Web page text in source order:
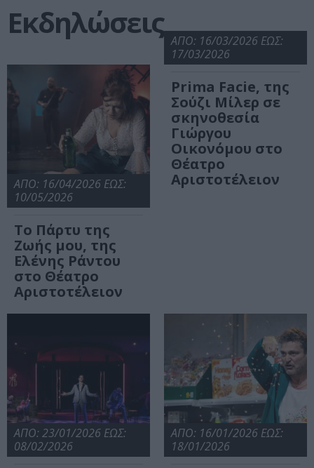
Εκδηλώσεις
ΑΠΟ: 16/04/2026 ΕΩΣ:
10/05/2026
Το Πάρτυ της
Ζωής μου, της
Ελένης Ράντου
στο Θέατρο
Αριστοτέλειον
ΑΠΟ: 16/03/2026 ΕΩΣ:
17/03/2026
Prima Facie, της
Σούζι Μίλερ σε
σκηνοθεσία
Γιώργου
Οικονόμου στο
Θέατρο
Αριστοτέλειον
ΑΠΟ: 23/01/2026 ΕΩΣ:
08/02/2026
ΑΠΟ: 16/01/2026 ΕΩΣ:
18/01/2026